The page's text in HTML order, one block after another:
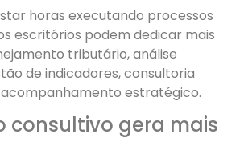
horas executando processos
escritórios podem dedicar mais
tributário, análise
de indicadores, consultoria
estratégico.
consultivo gera mais